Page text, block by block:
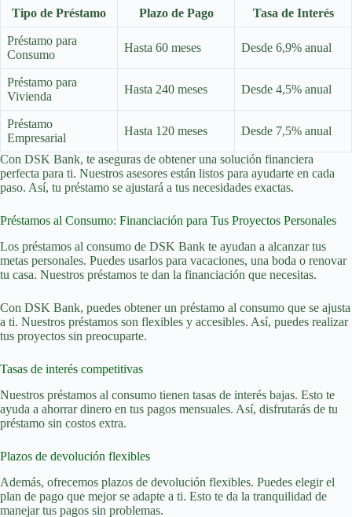
Tipo de Préstamo
Plazo de Pago Tasa de Interés
Préstamo para
Consumo
Hasta 60 meses Desde 6,9% anual
Préstamo para
Vivienda
Hasta 240 meses Desde 4,5% anual
Préstamo
Empresarial
Hasta 120 meses Desde 7,5% anual
Con DSK Bank, te aseguras de obtener una solución financiera
perfecta para ti. Nuestros asesores están listos para ayudarte en cada
paso. Así, tu préstamo se ajustará a tus necesidades exactas.
Préstamos al Consumo: Financiación para Tus Proyectos Personales
Los préstamos al consumo de DSK Bank te ayudan a alcanzar tus
metas personales. Puedes usarlos para vacaciones, una boda o renovar
tu casa. Nuestros préstamos te dan la financiación que necesitas.
Con DSK Bank, puedes obtener un préstamo al consumo que se ajusta
a ti. Nuestros préstamos son flexibles y accesibles. Así, puedes realizar
tus proyectos sin preocuparte.
Tasas de interés competitivas
Nuestros préstamos al consumo tienen tasas de interés bajas. Esto te
ayuda a ahorrar dinero en tus pagos mensuales. Así, disfrutarás de tu
préstamo sin costos extra.
Plazos de devolución flexibles
Además, ofrecemos plazos de devolución flexibles. Puedes elegir el
plan de pago que mejor se adapte a ti. Esto te da la tranquilidad de
manejar tus pagos sin problemas.